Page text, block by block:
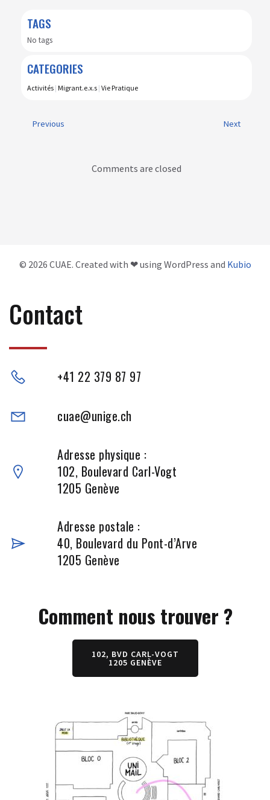
TAGS
No tags
CATEGORIES
Activités | Migrant.e.x.s | Vie Pratique
Previous Next
Comments are closed
© 2026 CUAE. Created with ❤ using WordPress and Kubio
Contact
+41 22 379 87 97
cuae@unige.ch
Adresse physique :
102, Boulevard Carl-Vogt
1205 Genève
Adresse postale :
40, Boulevard du Pont-d’Arve
1205 Genève
Comment nous trouver ?
102, BVD CARL-VOGT
1205 GENÈVE